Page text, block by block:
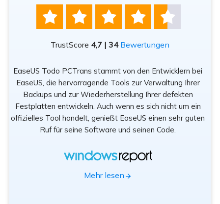
    
TrustScore 4,7 | 34 Bewertungen
EaseUS Todo PCTrans stammt von den Entwicklern bei
EaseUS, die hervorragende Tools zur Verwaltung Ihrer
Backups und zur Wiederherstellung Ihrer defekten
Festplatten entwickeln. Auch wenn es sich nicht um ein
offizielles Tool handelt, genießt EaseUS einen sehr guten
Ruf für seine Software und seinen Code.
Mehr lesen